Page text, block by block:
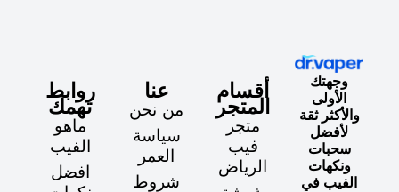
وجهتك
الأولى
والأكثر ثقة
لأفضل
سحبات
ونكهات
الفيب في
السعودية.
أقسام
المتجر
متجر
فيب
الرياض
شيشة
عنا
من نحن
سياسة
العمر
شروط
الخدمة
روابط
تهمك
ماهو
الفيب
افضل
نكهات